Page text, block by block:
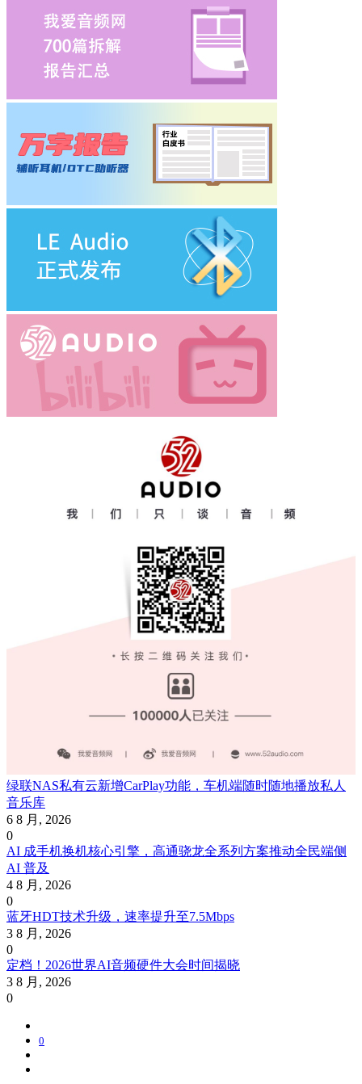
绿联NAS私有云新增CarPlay功能，车机端随时随地播放私人
音乐库
6 8 月, 2026
0
AI 成手机换机核心引擎，高通骁龙全系列方案推动全民端侧
AI 普及
4 8 月, 2026
0
蓝牙HDT技术升级，速率提升至7.5Mbps
3 8 月, 2026
0
定档！2026世界AI音频硬件大会时间揭晓
3 8 月, 2026
0
0